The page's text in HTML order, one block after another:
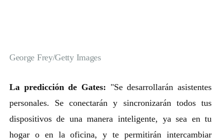
George Frey/Getty Images
La predicción de Gates: "Se desarrollarán asistentes
personales. Se conectarán y sincronizarán todos tus
dispositivos de una manera inteligente, ya sea en tu
hogar o en la oficina, y te permitirán intercambiar